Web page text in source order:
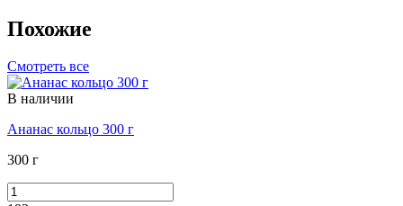
Похожие
Смотреть все
В наличии
Ананас кольцо 300 г
300 г